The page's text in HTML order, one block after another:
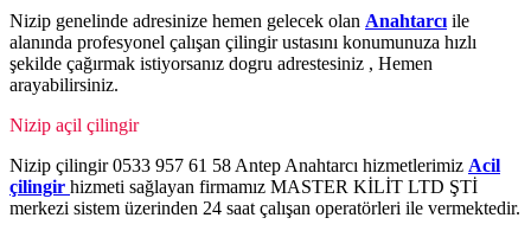
Nizip genelinde adresinize hemen gelecek olan Anahtarcıile
alanında profesyonel çalışan çilingir ustasını konumunuza hızlı
şekilde çağırmak istiyorsanız dogru adrestesiniz , Hemen
arayabilirsiniz.
Nizip açil çilingir
Nizip çilingir 0533 957 61 58 Antep Anahtarcı hizmetlerimiz Acil
çilingir hizmeti sağlayan firmamız MASTER KİLİT LTD ŞTİ
merkezi sistem üzerinden 24 saat çalışan operatörleri ile vermektedir.